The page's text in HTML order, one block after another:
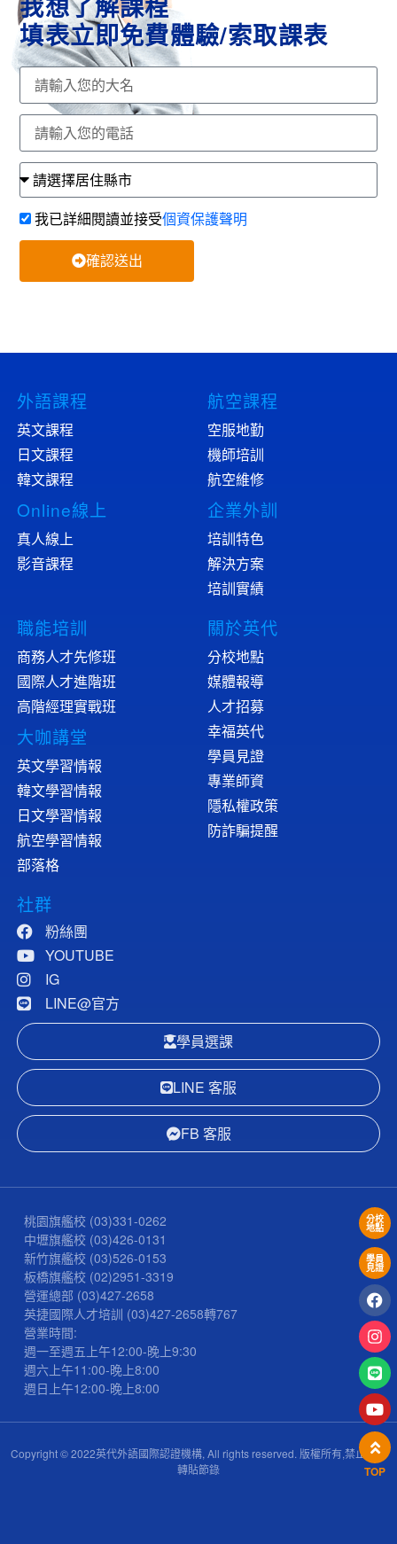
填表立即免費體驗/索取課表
我已詳細閱讀並接受個資保護聲明
確認送出
外語課程
英文課程
日文課程
韓文課程
Online線上
真人線上
影音課程
航空課程
空服地勤
機師培訓
航空維修
企業外訓
培訓特色
解決方案
培訓實績
職能培訓
商務人才先修班
國際人才進階班
高階經理實戰班
大咖講堂
英文學習情報
韓文學習情報
日文學習情報
航空學習情報
部落格
關於英代
分校地點
媒體報導
人才招募
幸福英代
學員見證
專業師資
隱私權政策
防詐騙提醒
社群
粉絲團
YOUTUBE
IG
LINE@官方
學員選課
LINE 客服
FB 客服
桃園旗艦校 (03)331-0262
中壢旗艦校 (03)426-0131
新竹旗艦校 (03)526-0153
板橋旗艦校 (02)2951-3319
營運總部 (03)427-2658
英捷國際人才培訓 (03)427-2658轉767
營業時間:
週一至週五上午12:00-晚上9:30
週六上午11:00-晚上8:00
週日上午12:00-晚上8:00
Copyright © 2022英代外語國際認證機構, All rights reserved. 版權所有,禁止擅自
轉貼節錄
分校
地點
學員
見證
TOP